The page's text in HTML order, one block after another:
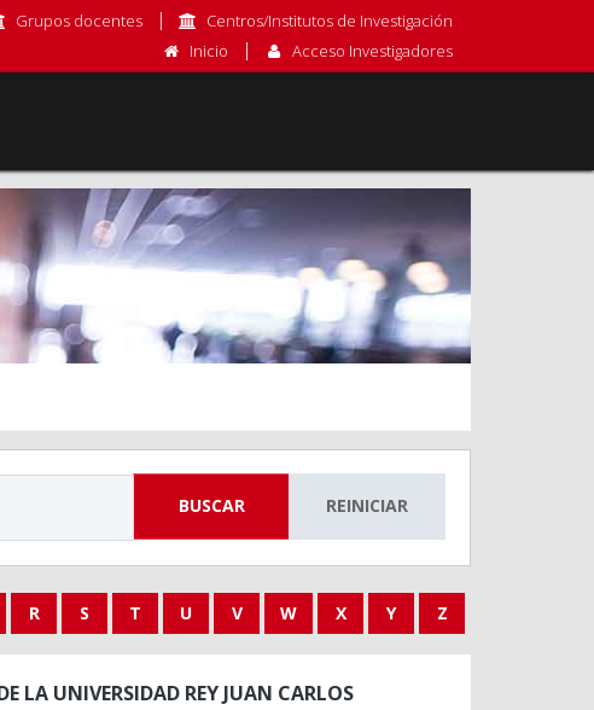
Grupos docentes
Centros/Institutos de Investigación
Inicio
Acceso Investigadores
BUSCAR REINICIAR
R S T U V W X Y Z
LA UNIVERSIDAD REY JUAN CARLOS